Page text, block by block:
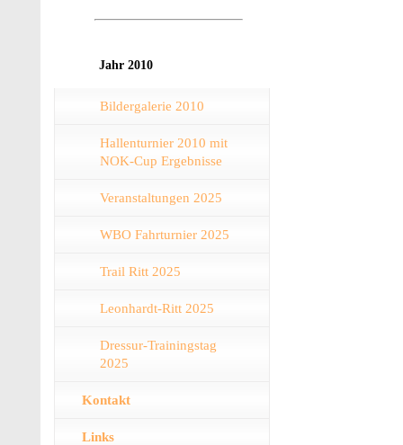
Jahr 2010
Bildergalerie 2010
Hallenturnier 2010 mit
NOK-Cup Ergebnisse
Veranstaltungen 2025
WBO Fahrturnier 2025
Trail Ritt 2025
Leonhardt-Ritt 2025
Dressur-Trainingstag
2025
Kontakt
Links